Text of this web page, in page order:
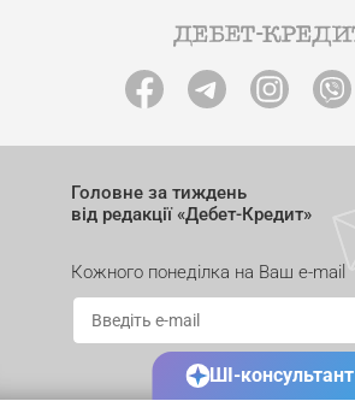
Головне за тиждень
від редакції «Дебет-Кредит»
Кожного понеділка на Ваш e-mail
ШІ-консультант